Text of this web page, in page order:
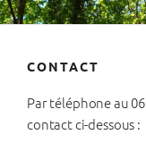
CONTACT
Par téléphone au
contact ci-dessous :